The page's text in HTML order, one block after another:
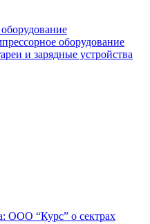
оборудование
и зарядные устройства
ООО “Курс” о сектрах